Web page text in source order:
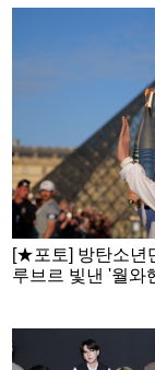
[★포토] 방탄소년
루브르 빛낸 '월와